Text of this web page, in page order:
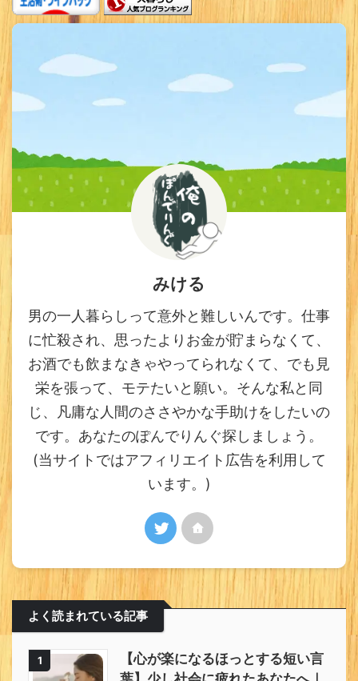
みける
男の一人暮らしって意外と難しいんです。仕事
に忙殺され、思ったよりお金が貯まらなくて、
お酒でも飲まなきゃやってられなくて、でも見
栄を張って、モテたいと願い。そんな私と同
じ、凡庸な人間のささやかな手助けをしたいの
です。あなたのぽんでりんぐ探しましょう。
(当サイトではアフィリエイト広告を利用して
います。)
よく読まれている記事
1
【心が楽になるほっとする短い言